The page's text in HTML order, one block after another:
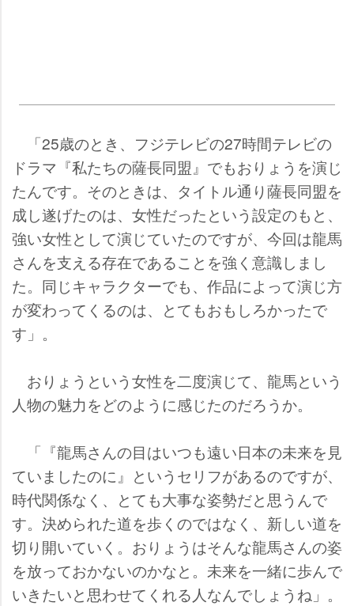
「25歳のとき、フジテレビの27時間テレビの
ドラマ『私たちの薩長同盟』でもおりょうを演じ
たんです。そのときは、タイトル通り薩長同盟を
成し遂げたのは、女性だったという設定のもと、
強い女性として演じていたのですが、今回は龍馬
さんを支える存在であることを強く意識しまし
た。同じキャラクターでも、作品によって演じ方
が変わってくるのは、とてもおもしろかったで
す」。
おりょうという女性を二度演じて、龍馬という
人物の魅力をどのように感じたのだろうか。
「『龍馬さんの目はいつも遠い日本の未来を見
ていましたのに』というセリフがあるのですが、
時代関係なく、とても大事な姿勢だと思うんで
す。決められた道を歩くのではなく、新しい道を
切り開いていく。おりょうはそんな龍馬さんの姿
を放っておかないのかなと。未来を一緒に歩んで
いきたいと思わせてくれる人なんでしょうね」。